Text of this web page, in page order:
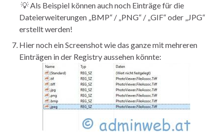
💡 Als Beispiel können auch noch Einträge für die
Dateierweiterungen „BMP“ / „PNG“ / „GIF“ oder „JPG“
erstellt werden!
Hier noch ein Screenshot wie das ganze mit mehreren
Einträgen in der Registry aussehen könnte: